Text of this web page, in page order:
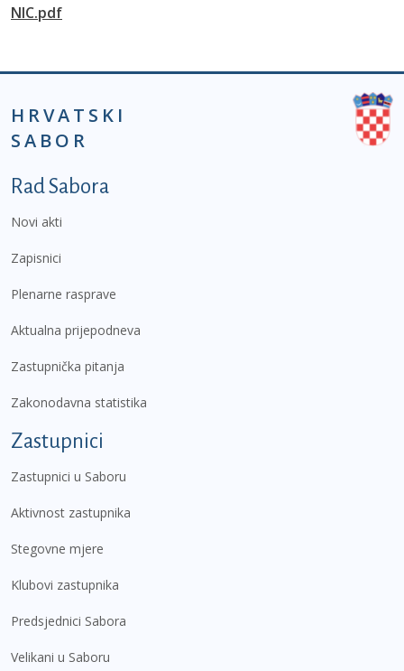
NIC.pdf
HRVATSKI
SABOR
Podnožje prvi izbornik
Rad Sabora
Novi akti
Zapisnici
Plenarne rasprave
Aktualna prijepodneva
Zastupnička pitanja
Zakonodavna statistika
Zastupnici
Zastupnici u Saboru
Aktivnost zastupnika
Stegovne mjere
Klubovi zastupnika
Predsjednici Sabora
Velikani u Saboru